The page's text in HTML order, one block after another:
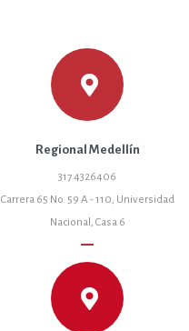
Regional Medellín
317 4326406
Carrera 65 No. 59 A - 110, Universidad
Nacional, Casa 6
remove